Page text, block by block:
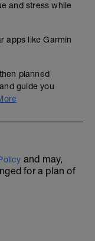
and stress while
apps like Garmin
planned
guide you
and may,
for a plan of